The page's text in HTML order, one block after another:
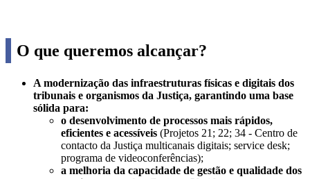
O que queremos alcançar?
A modernização das infraestruturas físicas e digitais dos
tribunais e organismos da Justiça, garantindo uma base
sólida para:
o desenvolvimento de processos mais rápidos,
eficientes e acessíveis (Projetos 21; 22; 34 - Centro de
contacto da Justiça multicanais digitais; service desk;
programa de videoconferências);
a melhoria da capacidade de gestão e qualidade dos